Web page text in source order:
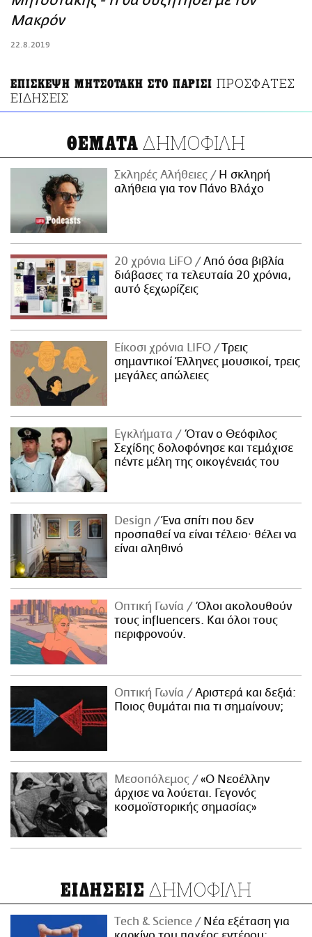
ΑΜΠΑ
Μακρόν
22.8.2019
ΕΠΙΣΚΕΨΗ ΜΗΤΣΟΤΑΚΗ ΣΤΟ ΠΑΡΙΣΙ ΠΡΟΣΦΑΤΕΣ
ΕΙΔΗΣΕΙΣ
ΘΕΜΑΤΑ ΔΗΜΟΦΙΛΗ
Σκληρές Αλήθειες
H σκληρή
αλήθεια για τον Πάνο Βλάχο
20 χρόνια LiFO
Από όσα βιβλία
διάβασες τα τελευταία 20 χρόνια,
αυτό ξεχωρίζεις
Είκοσι χρόνια LIFO
Tρεις
σημαντικοί Έλληνες μουσικοί, τρεις
μεγάλες απώλειες
Εγκλήματα
Όταν ο Θεόφιλος
Σεχίδης δολοφόνησε και τεμάχισε
πέντε μέλη της οικογένειάς του
Design
Ένα σπίτι που δεν
προσπαθεί να είναι τέλειο· θέλει να
είναι αληθινό
Οπτική Γωνία
Όλοι ακολουθούν
τους influencers. Και όλοι τους
περιφρονούν.
Οπτική Γωνία
Αριστερά και δεξιά:
Ποιος θυμάται πια τι σημαίνουν;
Μεσοπόλεμος
«Ο Νεοέλλην
άρχισε να λούεται. Γεγονός
κοσμοϊστορικής σημασίας»
ΕΙΔΗΣΕΙΣ ΔΗΜΟΦΙΛΗ
Τech & Science
Νέα εξέταση για